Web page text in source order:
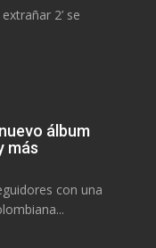
2’ se
álbum
más
con una